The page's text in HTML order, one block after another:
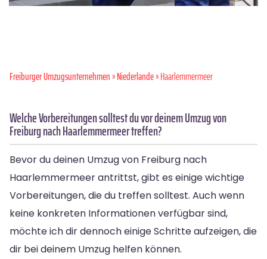
Freiburger Umzugsunternehmen»Niederlande» Haarlemmermeer
Welche Vorbereitungen solltest du vor deinem Umzug von
Freiburg nach Haarlemmermeer treffen?
Bevor du deinen Umzug von Freiburg nach
Haarlemmermeer antrittst, gibt es einige wichtige
Vorbereitungen, die du treffen solltest. Auch wenn
keine konkreten Informationen verfügbar sind,
möchte ich dir dennoch einige Schritte aufzeigen, die
dir bei deinem Umzug helfen können.